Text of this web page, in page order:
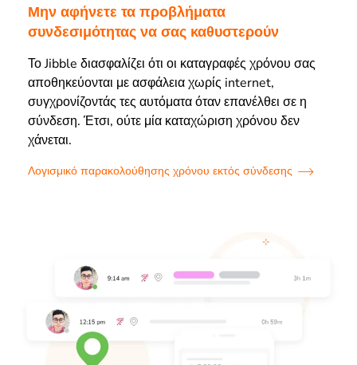
Μην αφήνετε τα προβλήματα
συνδεσιμότητας να σας καθυστερούν
Το Jibble διασφαλίζει ότι οι καταγραφές χρόνου σας
αποθηκεύονται με ασφάλεια χωρίς internet,
συγχρονίζοντάς τες αυτόματα όταν επανέλθει σε η
σύνδεση. Έτσι, ούτε μία καταχώριση χρόνου δεν
χάνεται.
Λογισμικό παρακολούθησης χρόνου εκτός σύνδεσης